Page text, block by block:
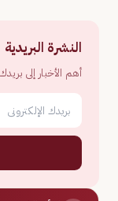
النشرة البريدية
أهم الأخبار إلى